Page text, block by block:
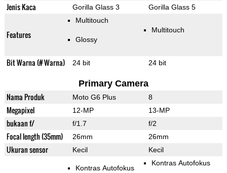
Jenis Kaca Gorilla Glass 3 Gorilla Glass 5
Features
Multitouch
Glossy
Multitouch
Bit Warna (# Warna) 24 bit 24 bit
Primary Camera
Nama Produk Moto G6 Plus 8
Megapixel 12-MP 13-MP
bukaan f/ f/1.7 f/2
Focal length (35mm) 26mm 26mm
Ukuran sensor Kecil Kecil
Kontras Autofokus
Kontras Autofokus